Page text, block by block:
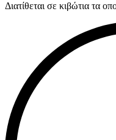
Διατίθεται σε κιβώτια τα